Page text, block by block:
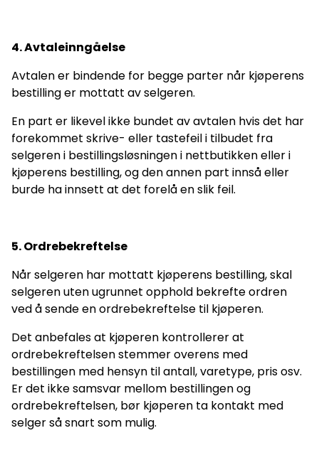
4. Avtaleinngåelse
Avtalen er bindende for begge parter når kjøperens
bestilling er mottatt av selgeren.
En part er likevel ikke bundet av avtalen hvis det har
forekommet skrive- eller tastefeil i tilbudet fra
selgeren i bestillingsløsningen i nettbutikken eller i
kjøperens bestilling, og den annen part innså eller
burde ha innsett at det forelå en slik feil.
5. Ordrebekreftelse
Når selgeren har mottatt kjøperens bestilling, skal
selgeren uten ugrunnet opphold bekrefte ordren
ved å sende en ordrebekreftelse til kjøperen.
Det anbefales at kjøperen kontrollerer at
ordrebekreftelsen stemmer overens med
bestillingen med hensyn til antall, varetype, pris osv.
Er det ikke samsvar mellom bestillingen og
ordrebekreftelsen, bør kjøperen ta kontakt med
selger så snart som mulig.